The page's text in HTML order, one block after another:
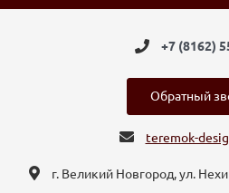
+7 (8162)
Обратный
teremok-
г. Великий Новгород, ул.